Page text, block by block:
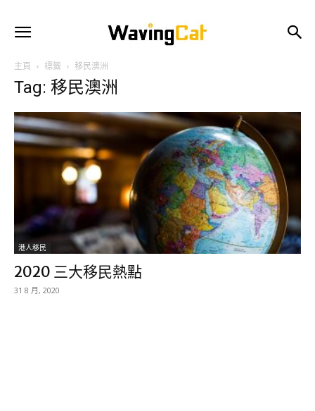
主頁 標籤 移民澳洲
Tag: 移民澳洲
港人移民
2020 三大移民熱點
31 8 月, 2020